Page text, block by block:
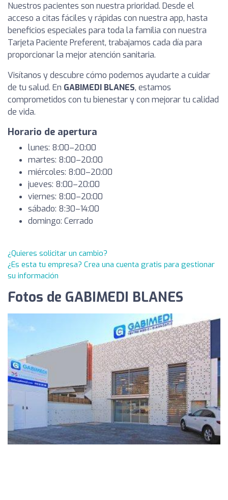
Nuestros pacientes son nuestra prioridad. Desde el
acceso a citas fáciles y rápidas con nuestra app, hasta
beneficios especiales para toda la familia con nuestra
Tarjeta Paciente Preferent, trabajamos cada día para
proporcionar la mejor atención sanitaria.
Visítanos y descubre cómo podemos ayudarte a cuidar
de tu salud. En GABIMEDI BLANES, estamos
comprometidos con tu bienestar y con mejorar tu calidad
de vida.
Horario de apertura
lunes: 8:00–20:00
martes: 8:00–20:00
miércoles: 8:00–20:00
jueves: 8:00–20:00
viernes: 8:00–20:00
sábado: 8:30–14:00
domingo: Cerrado
¿Quieres solicitar un cambio?
¿Es esta tu empresa? Crea una cuenta gratis para gestionar
su información
Fotos de GABIMEDI BLANES